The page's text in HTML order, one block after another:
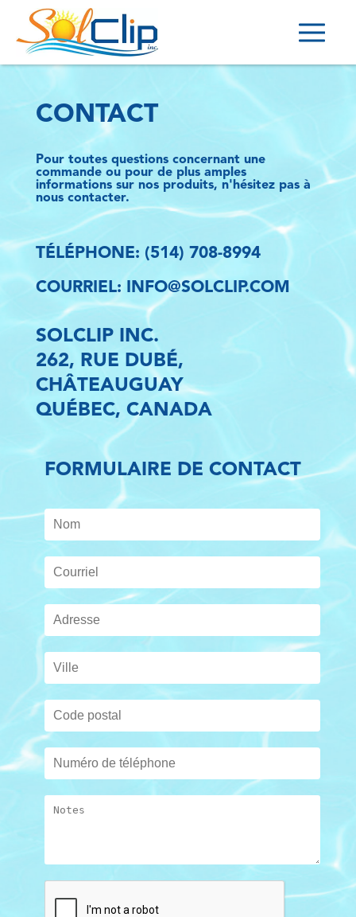
NOS PINCES
POINTS DE VENTE
DEVENIR DISTRIBUTEUR
CONTACT
(514) 708-8994
INFO@SOLCLIP.COM
POLITIQUE DE CONFIDENTIALITÉ
ENGLISH
CONTACT
Pour toutes questions concernant une
commande ou pour de plus amples
informations sur nos produits, n'hésitez pas à
nous contacter.
TÉLÉPHONE: (514) 708-8994
COURRIEL: INFO@SOLCLIP.COM
SOLCLIP INC.
262, RUE DUBÉ,
CHÂTEAUGUAY
QUÉBEC, CANADA
FORMULAIRE DE CONTACT